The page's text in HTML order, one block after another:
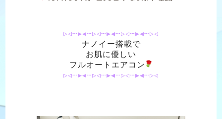
▹◃┄▸◂┄▹◃┄▸◂┄▹◃┄▸◂┄▹◃
ナノイー搭載で
お肌に優しい
フルオートエアコン
▹◃┄▸◂┄▹◃┄▸◂┄▹◃┄▸◂┄▹◃